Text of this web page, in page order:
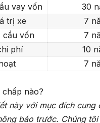
vay vốn
30
trị xe
7
cầu vốn
7
phí
10
7
chấp nào?
này với mục đích cung
báo trước. Chúng